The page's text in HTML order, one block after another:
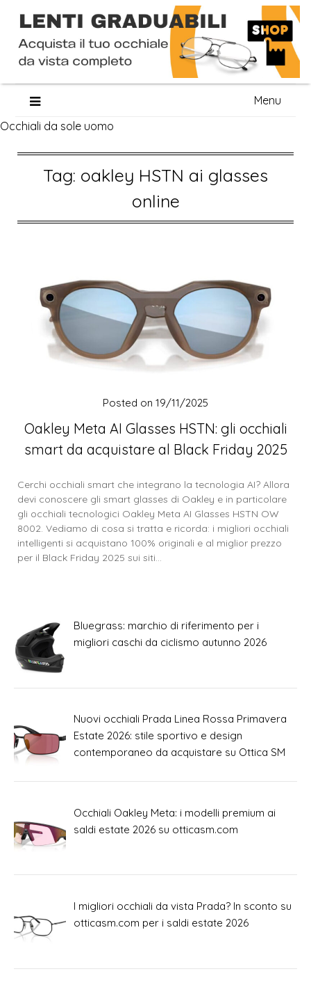
content
Menu
Occhiali da sole uomo
Tag: oakley HSTN ai glasses
online
Oakley Meta AI Glasses HSTN: gli occhiali
smart da acquistare al Black Friday 2025
Posted on 19/11/2025
Cerchi occhiali smart che integrano la tecnologia AI? Allora
devi conoscere gli smart glasses di Oakley e in particolare
gli occhiali tecnologici Oakley Meta AI Glasses HSTN OW
8002. Vediamo di cosa si tratta e ricorda: i migliori occhiali
intelligenti si acquistano 100% originali e al miglior prezzo
per il Black Friday 2025 sui siti…
Bluegrass: marchio di riferimento per i
migliori caschi da ciclismo autunno 2026
Nuovi occhiali Prada Linea Rossa Primavera
Estate 2026: stile sportivo e design
contemporaneo da acquistare su Ottica SM
Occhiali Oakley Meta: i modelli premium ai
saldi estate 2026 su otticasm.com
I migliori occhiali da vista Prada? In sconto su
otticasm.com per i saldi estate 2026